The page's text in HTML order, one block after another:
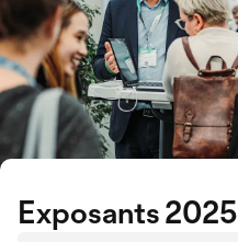
Exposants 2025